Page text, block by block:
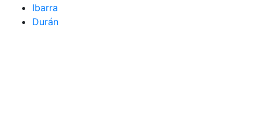
Ibarra
Durán